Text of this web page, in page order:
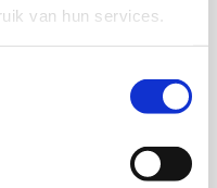
van hun services.